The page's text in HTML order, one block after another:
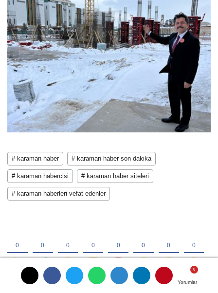
Yorumlar
Yorumlar
Yorumlar
# karaman haber # karaman haber son dakika
# karaman habercisi # karaman haber siteleri
# karaman haberleri vefat edenler